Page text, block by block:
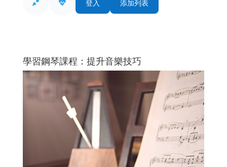
登入 添加列表
學習鋼琴課程：提升音樂技巧